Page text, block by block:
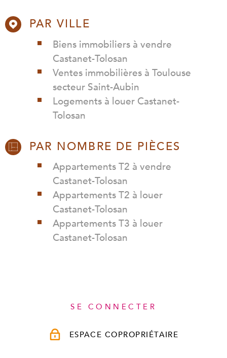
PAR VILLE
Biens immobiliers à vendre
Castanet-Tolosan
Ventes immobilières à Toulouse
secteur Saint-Aubin
Logements à louer Castanet-
Tolosan
PAR NOMBRE DE PIÈCES
Appartements T2 à vendre
Castanet-Tolosan
Appartements T2 à louer
Castanet-Tolosan
Appartements T3 à louer
Castanet-Tolosan
SE CONNECTER
ESPACE COPROPRIÉTAIRE